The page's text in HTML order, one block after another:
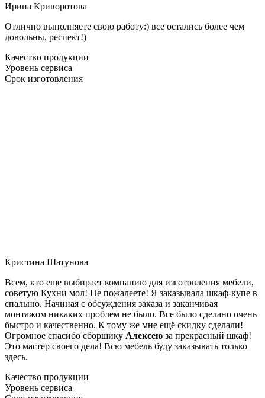
Ирина Криворотова
Отлично выполняете свою работу:) все остались более чем
довольны, респект!)
Качество продукции
Уровень сервиса
Срок изготовления
Кристина Шатунова
Всем, кто еще выбирает компанию для изготовления мебели,
советую Кухни мол! Не пожалеете! Я заказывала шкаф-купе в
спальню. Начиная с обсуждения заказа и заканчивая
монтажом никаких проблем не было. Все было сделано очень
быстро и качественно. К тому же мне ещё скидку сделали!
Огромное спасибо сборщику Алексею за прекрасный шкаф!
Это мастер своего дела! Всю мебель буду заказывать только
здесь.
Качество продукции
Уровень сервиса